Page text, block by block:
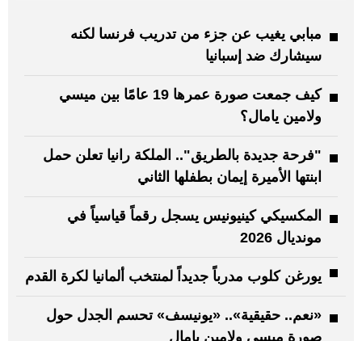
مبابي يغيب عن جزء من تدريب فرنسا لكنه
سيشارك ضد إسبانيا
كيف جمعت صورة عمرها 19 عامًا بين ميسي
ولامين يامال؟
"فرحة جديدة بالطريق".. الملكة رانيا تعلن حمل
ابنتها الأميرة إيمان بطفلها الثاني
المكسيكي كينيونيس يسجل رقماً قياسياً في
مونديال 2026
يورغن كلوب مدرباً جديداً لمنتخب ألمانيا لكرة القدم
«نعم.. حقيقية».. «يونيسف» تحسم الجدل حول
صورة ميسي ولامين يامال